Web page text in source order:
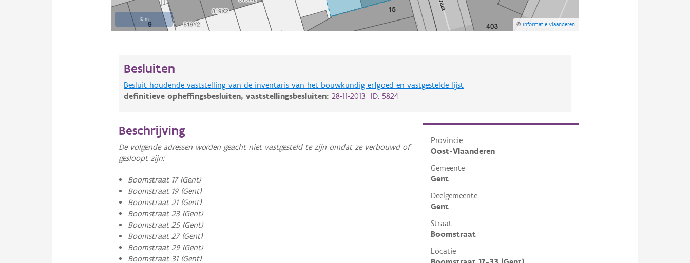
10 m
©Informatie Vlaanderen
Besluiten
Besluit houdende vaststelling van de inventaris van het bouwkundig erfgoed en vastgestelde lijst
definitieve opheffingsbesluiten,vaststellingsbesluiten:28-11-2013 ID: 5824
Provincie
Oost-Vlaanderen
Gemeente
Gent
Deelgemeente
Gent
Straat
Boomstraat
Locatie
Beschrijving
De volgende adressen worden geacht niet vastgesteld te zijn omdat ze verbouwd of
gesloopt zijn:
Boomstraat 17 (Gent)
Boomstraat 19 (Gent)
Boomstraat 21 (Gent)
Boomstraat 23 (Gent)
Boomstraat 25 (Gent)
Boomstraat 27 (Gent)
Boomstraat 29 (Gent)
Boomstraat 31 (Gent)